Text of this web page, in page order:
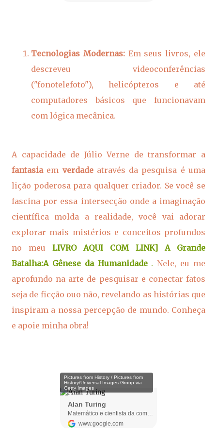
Tecnologias Modernas:Em seus livros, ele
descreveu videoconferências
("fonotelefoto"), helicópteros e até
computadores básicos que funcionavam
com lógica mecânica.
A capacidade de Júlio Verne de transformar a
fantasiaem verdadeatravés da pesquisa é uma
lição poderosa para qualquer criador. Se você se
fascina por essa intersecção onde a imaginação
científica molda a realidade, você vai adorar
explorar mais mistérios e conceitos profundos
no meu LIVRO AQUI COM LINK] A Grande
Batalha:A Gênese da Humanidade . Nele, eu me
aprofundo na arte de pesquisar e conectar fatos
seja de ficção ouo não, revelando as histórias que
inspiram a nossa percepção de mundo. Conheça
e apoie minha obra!